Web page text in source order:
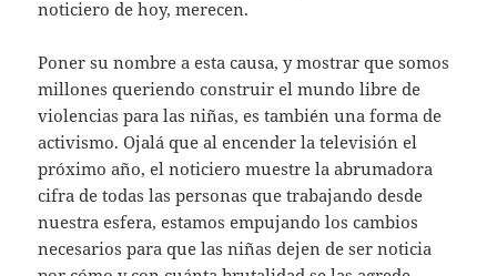
noticiero de hoy, merecen.
Poner su nombre a esta causa, y mostrar que somos
millones queriendo construir el mundo libre de
violencias para las niñas, es también una forma de
activismo. Ojalá que al encender la televisión el
próximo año, el noticiero muestre la abrumadora
cifra de todas las personas que trabajando desde
nuestra esfera, estamos empujando los cambios
necesarios para que las niñas dejen de ser noticia